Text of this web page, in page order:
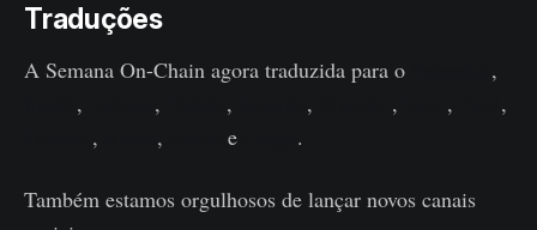
Traduções
A Semana On-Chain agora traduzida para o
,
, , , , , ,
,
, , e .
Também estamos orgulhosos de lançar novos canais